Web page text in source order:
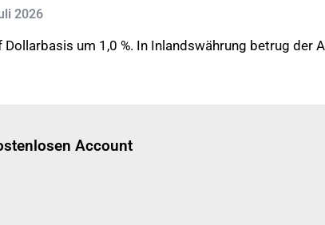
2026
um 1,0 %. In Inlandswährung betrug der
Account